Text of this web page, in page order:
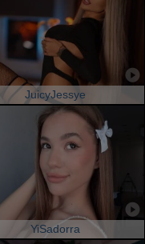
JuicyJessye
YiSadorra